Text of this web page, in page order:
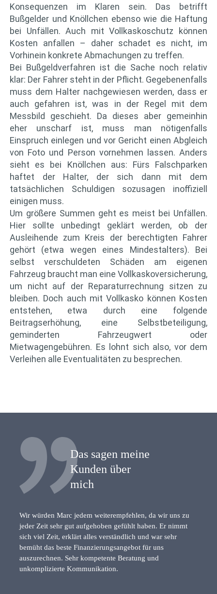
Konsequenzen im Klaren sein. Das betrifft
Bußgelder und Knöllchen ebenso wie die Haftung
bei Unfällen. Auch mit Vollkaskoschutz können
Kosten anfallen – daher schadet es nicht, im
Vorhinein konkrete Abmachungen zu treffen.
Bei Bußgeldverfahren ist die Sache noch relativ
klar: Der Fahrer steht in der Pflicht. Gegebenenfalls
muss dem Halter nachgewiesen werden, dass er
auch gefahren ist, was in der Regel mit dem
Messbild geschieht. Da dieses aber gemeinhin
eher unscharf ist, muss man nötigenfalls
Einspruch einlegen und vor Gericht einen Abgleich
von Foto und Person vornehmen lassen. Anders
sieht es bei Knöllchen aus: Fürs Falschparken
haftet der Halter, der sich dann mit dem
tatsächlichen Schuldigen sozusagen inoffiziell
einigen muss.
Um größere Summen geht es meist bei Unfällen.
Hier sollte unbedingt geklärt werden, ob der
Ausleihende zum Kreis der berechtigten Fahrer
gehört (etwa wegen eines Mindestalters). Bei
selbst verschuldeten Schäden am eigenen
Fahrzeug braucht man eine Vollkaskoversicherung,
um nicht auf der Reparaturrechnung sitzen zu
bleiben. Doch auch mit Vollkasko können Kosten
entstehen, etwa durch eine folgende
Beitragserhöhung, eine Selbstbeteiligung,
geminderten Fahrzeugwert oder
Mietwagengebühren. Es lohnt sich also, vor dem
Verleihen alle Eventualitäten zu besprechen.
Das sagen meine
Kunden über
mich
Wir würden Marc jedem weiterempfehlen, da wir uns zu
jeder Zeit sehr gut aufgehoben gefühlt haben. Er nimmt
sich viel Zeit, erklärt alles verständlich und war sehr
bemüht das beste Finanzierungsangebot für uns
auszurechnen. Sehr kompetente Beratung und
unkomplizierte Kommunikation.